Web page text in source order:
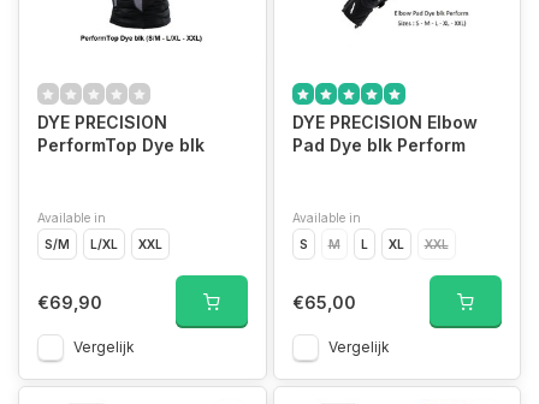
DYE PRECISION
PerformTop Dye blk
Available in
S/M
L/XL XXL
€69,90
Vergelijk
DYE PRECISION Elbow
Pad Dye blk Perform
Available in
S
M L XL XXL
€65,00
Vergelijk